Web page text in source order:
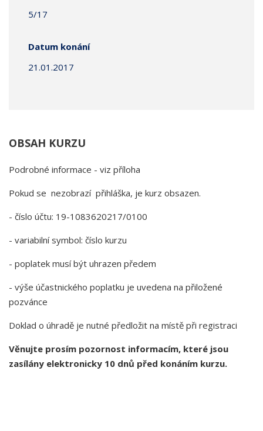
5/17
Datum konání
21.01.2017
OBSAH KURZU
Podrobné informace - viz příloha
Pokud se nezobrazí přihláška, je kurz obsazen.
- číslo účtu: 19-1083620217/0100
- variabilní symbol: číslo kurzu
- poplatek musí být uhrazen předem
- výše účastnického poplatku je uvedena na přiložené
pozvánce
Doklad o úhradě je nutné předložit na místě při registraci
Věnujte prosím pozornost informacím, které jsou
zasílány elektronicky 10 dnů před konáním kurzu.